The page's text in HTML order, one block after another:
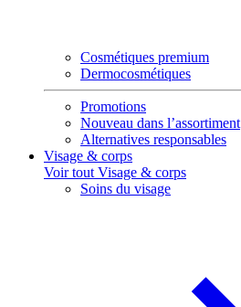
Cosmétiques premium
Dermocosmétiques
Promotions
Nouveau dans l’assortiment
Alternatives responsables
Visage & corps
Voir tout Visage & corps
Soins du visage